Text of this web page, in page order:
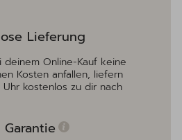
Lieferung
deinem Online-Kauf keine
Kosten anfallen, liefern
kostenlos zu dir nach
Garantie